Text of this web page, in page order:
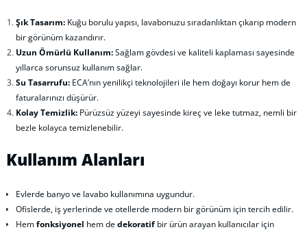
Şık Tasarım:Kuğu borulu yapısı, lavabonuzu sıradanlıktan çıkarıp modern
bir görünüm kazandırır.
Uzun Ömürlü Kullanım:Sağlam gövdesi ve kaliteli kaplaması sayesinde
yıllarca sorunsuz kullanım sağlar.
Su Tasarrufu:ECA’nın yenilikçi teknolojileri ile hem doğayı korur hem de
faturalarınızı düşürür.
Kolay Temizlik:Pürüzsüz yüzeyi sayesinde kireç ve leke tutmaz, nemli bir
bezle kolayca temizlenebilir.
Kullanım Alanları
Evlerde banyo ve lavabo kullanımına uygundur.
Ofislerde, iş yerlerinde ve otellerde modern bir görünüm için tercih edilir.
Hemfonksiyonel hem dedekoratifbir ürün arayan kullanıcılar için